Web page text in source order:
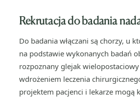
Rekrutacja do badania
Do badania włączani są chorzy, u
na podstawie wykonanych badań
rozpoznany glejak
wdrożeniem leczenia
projektem pacjenci i lekarze mogą